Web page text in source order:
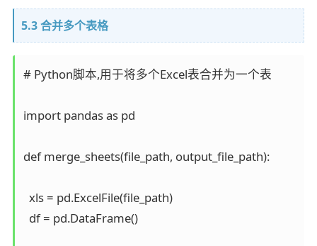
5.3 合并多个表格
# Python脚本,用于将多个Excel表合并为一个表
import pandas as pd
def merge_sheets(file_path, output_file_path):
  xls = pd.ExcelFile(file_path)
  df = pd.DataFrame()